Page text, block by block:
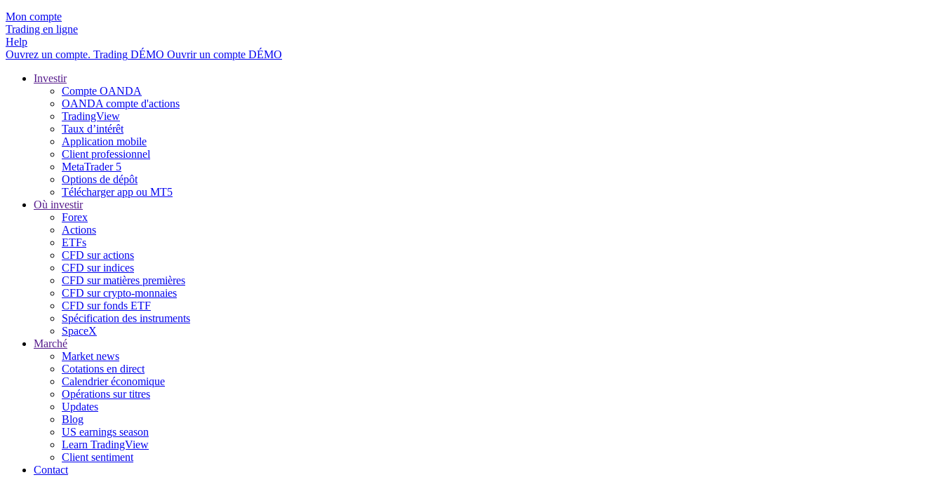
Mon compte
Trading en ligne
Help
Ouvrez un compte. Trading DÉMO Ouvrir un compte DÉMO
Investir
Compte OANDA
OANDA compte d'actions
TradingView
Taux d’intérêt
Application mobile
Client professionnel
MetaTrader 5
Options de dépôt
Télécharger app ou MT5
Où investir
Forex
Actions
ETFs
CFD sur actions
CFD sur indices
CFD sur matières premières
CFD sur crypto-monnaies
CFD sur fonds ETF
Spécification des instruments
SpaceX
Marché
Market news
Cotations en direct
Calendrier économique
Opérations sur titres
Updates
Blog
US earnings season
Learn TradingView
Client sentiment
Contact